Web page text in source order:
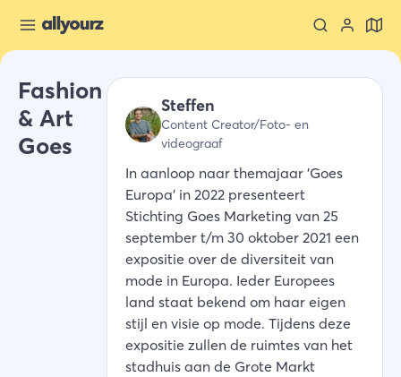
Fashion
& Art
Goes
Steffen
Content Creator/Foto- en
videograaf
In aanloop naar themajaar 'Goes
Europa' in 2022 presenteert
Stichting Goes Marketing van 25
september t/m 30 oktober 2021 een
expositie over de diversiteit van
mode in Europa. Ieder Europees
land staat bekend om haar eigen
stijl en visie op mode. Tijdens deze
expositie zullen de ruimtes van het
stadhuis aan de Grote Markt